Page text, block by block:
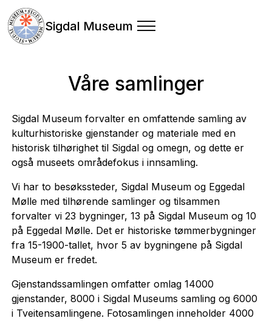
Sigdal Museum
Våre samlinger
Sigdal Museum forvalter en omfattende samling av
kulturhistoriske gjenstander og materiale med en
historisk tilhørighet til Sigdal og omegn, og dette er
også museets områdefokus i innsamling.
Vi har to besøkssteder, Sigdal Museum og Eggedal
Mølle med tilhørende samlinger og tilsammen
forvalter vi 23 bygninger, 13 på Sigdal Museum og 10
på Eggedal Mølle. Det er historiske tømmerbygninger
fra 15-1900-tallet, hvor 5 av bygningene på Sigdal
Museum er fredet.
Gjenstandssamlingen omfatter omlag 14000
gjenstander, 8000 i Sigdal Museums samling og 6000
i Tveitensamlingene. Fotosamlingen inneholder 4000